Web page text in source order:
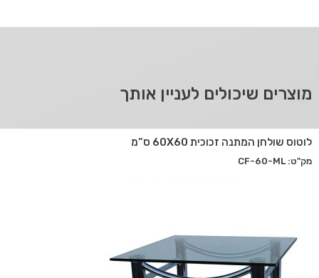
מוצרים שיכולים לעניין אותך
לוטוס שולחן המתנה זכוכית 60X60 ס”מ
מק"ט: CF-60-ML